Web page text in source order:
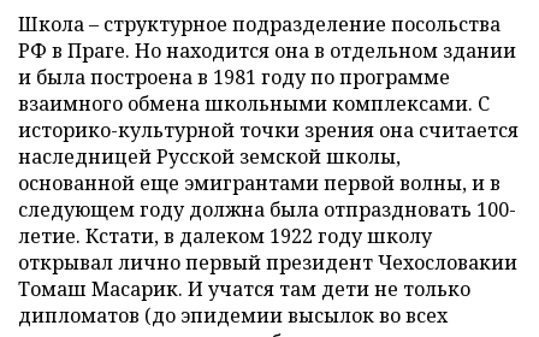
Школа – структурное подразделение посольства
РФ в Праге. Но находится она в отдельном здании
и была построена в 1981 году по программе
взаимного обмена школьными комплексами. С
историко-культурной точки зрения она считается
наследницей Русской земской школы,
основанной еще эмигрантами первой волны, и в
следующем году должна была отпраздновать 100-
летие. Кстати, в далеком 1922 году школу
открывал лично первый президент Чехословакии
Томаш Масарик. И учатся там дети не только
дипломатов (до эпидемии высылок во всех